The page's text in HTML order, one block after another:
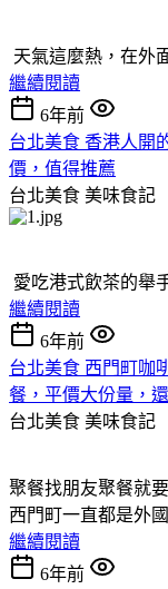
天氣這麼熱，在外
繼續閱讀
6年前
台北美食 香港人開
價，值得推薦
台北美食 美味食記
愛吃港式飲茶的舉
繼續閱讀
6年前
台北美食 西門町咖
餐，平價大份量，
台北美食 美味食記
聚餐找朋友聚餐就
西門町一直都是外
繼續閱讀
6年前